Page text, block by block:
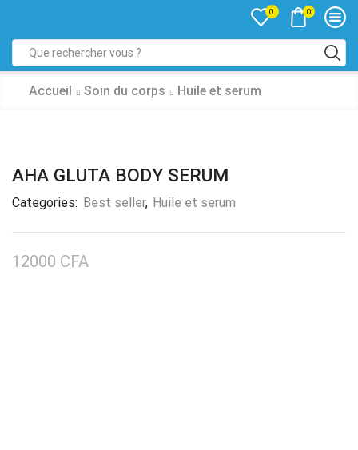
0 0
Accueil Soin du corps Huile et serum
AHA GLUTA BODY SERUM
Categories: Best seller, Huile et serum
12000 CFA